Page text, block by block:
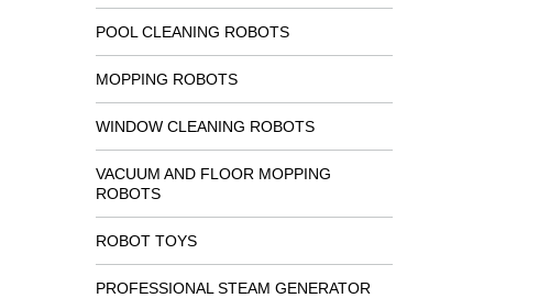
POOL CLEANING ROBOTS
MOPPING ROBOTS
WINDOW CLEANING ROBOTS
VACUUM AND FLOOR MOPPING
ROBOTS
ROBOT TOYS
PROFESSIONAL STEAM GENERATOR